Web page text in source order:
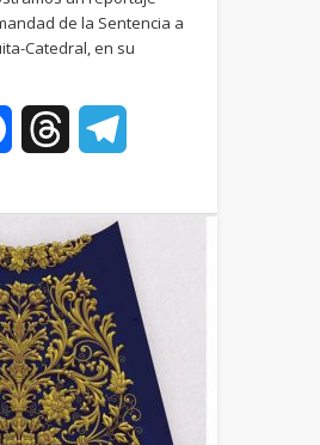
de la Sentencia a
Catedral, en su
FacebookThreads